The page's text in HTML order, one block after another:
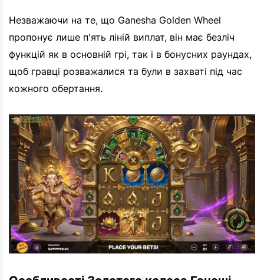
Незважаючи на те, що Ganesha Golden Wheel
пропонує лише п'ять ліній виплат, він має безліч
функцій як в основній грі, так і в бонусних раундах,
щоб гравці розважалися та були в захваті під час
кожного обертання.